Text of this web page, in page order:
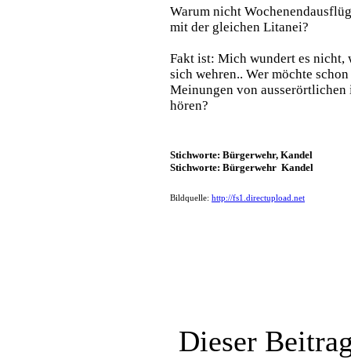
Warum nicht
mit der gleichen Litanei?
Fakt ist: Mich wundert es nicht,
sich wehren.. Wer möchte
Meinungen von ausserörtlichen
hören?
Stichworte: Bürgerwehr, Kandel
Stichworte: Bürgerwehr Kandel
Bildquelle: http://fs1.directupload.net
Dieser